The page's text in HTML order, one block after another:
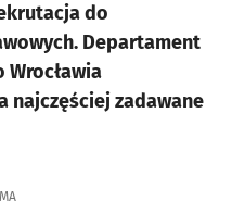
do
Departament
Wrocławia
najczęściej zadawane